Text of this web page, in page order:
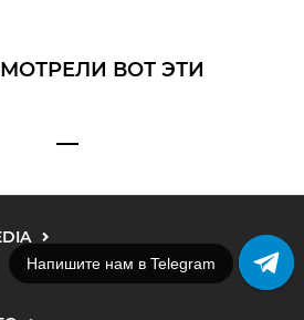
ВОТ ЭТИ
Напишите нам в Telegram